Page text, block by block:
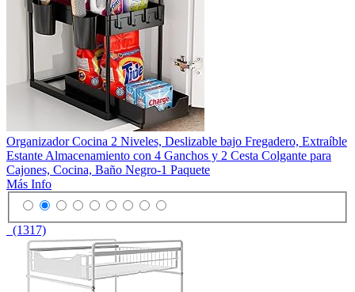
Organizador Cocina 2 Niveles, Deslizable bajo Fregadero, Extraíble
Estante Almacenamiento con 4 Ganchos y 2 Cesta Colgante para
Cajones, Cocina, Baño Negro-1 Paquete
Más Info
(1317)